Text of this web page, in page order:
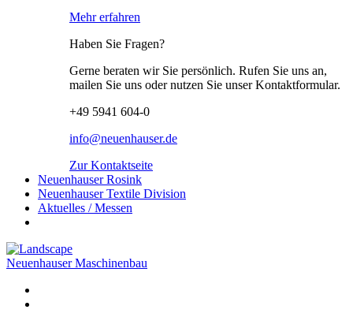
Mehr erfahren
Haben Sie Fragen?
Gerne beraten wir Sie persönlich. Rufen Sie uns an,
mailen Sie uns oder nutzen Sie unser Kontaktformular.
+49 5941 604-0
info@neuenhauser.de
Zur Kontaktseite
Neuenhauser Rosink
Neuenhauser Textile Division
Aktuelles / Messen
Neuenhauser Maschinenbau